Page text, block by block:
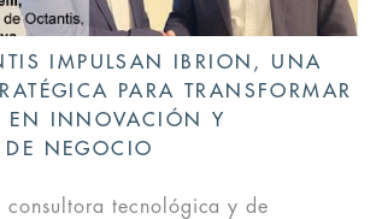
IMPULSAN IBRION, UNA
PARA TRANSFORMAR
EN INNOVACIÓN Y
DE NEGOCIO
consultora tecnológica y de